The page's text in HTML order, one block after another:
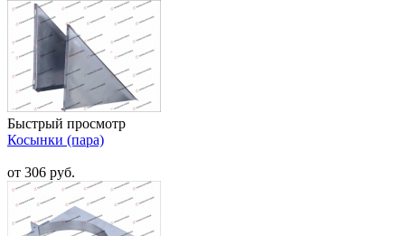
Быстрый просмотр
Косынки (пара)
от 306 руб.